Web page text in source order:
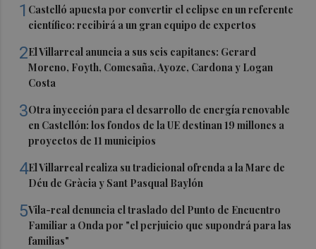
1 Castelló apuesta por convertir el eclipse en un referente
científico: recibirá a un gran equipo de expertos
2El Villarreal anuncia a sus seis capitanes: Gerard
Moreno, Foyth, Comesaña, Ayoze, Cardona y Logan
Costa
3Otra inyección para el desarrollo de energía renovable
en Castellón: los fondos de la UE destinan 19 millones a
proyectos de 11 municipios
4El Villarreal realiza su tradicional ofrenda a la Mare de
Déu de Gràcia y Sant Pasqual Baylón
5Vila-real denuncia el traslado del Punto de Encuentro
Familiar a Onda por "el perjuicio que supondrá para las
familias"